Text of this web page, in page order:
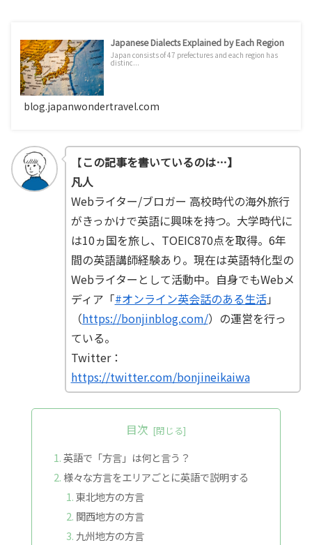
Japanese Dialects Explained by Each Region
Japan consists of 47 prefectures and each region has
distinc...
blog.japanwondertravel.com
【この記事を書いているのは…】
凡人
Webライター/ブロガー 高校時代の海外旅行
がきっかけで英語に興味を持つ。大学時代に
は10ヵ国を旅し、TOEIC870点を取得。6年
間の英語講師経験あり。現在は英語特化型の
Webライターとして活動中。自身でもWebメ
ディア「#オンライン英会話のある生活」
（https://bonjinblog.com/）の運営を行っ
ている。
Twitter：
https://twitter.com/bonjineikaiwa
目次
英語で「方言」は何と言う？
様々な方言をエリアごとに英語で説明する
東北地方の方言
関西地方の方言
九州地方の方言